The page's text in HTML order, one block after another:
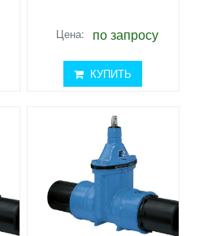
Цена: по запросу
КУПИТЬ